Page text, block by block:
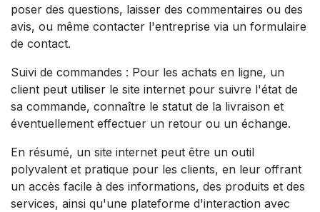
poser des questions, laisser des commentaires ou des
avis, ou même contacter l'entreprise via un formulaire
de contact.
Suivi de commandes : Pour les achats en ligne, un
client peut utiliser le site internet pour suivre l'état de
sa commande, connaître le statut de la livraison et
éventuellement effectuer un retour ou un échange.
En résumé, un site internet peut être un outil
polyvalent et pratique pour les clients, en leur offrant
un accès facile à des informations, des produits et des
services, ainsi qu'une plateforme d'interaction avec